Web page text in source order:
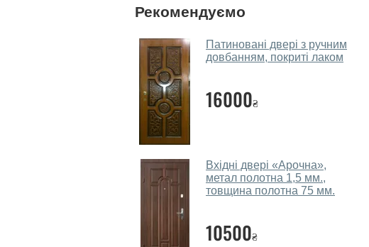
Рекомендуємо
Патиновані двері з ручним
довбанням, покриті лаком
16000₴
Вхідні двері «Арочна»,
метал полотна 1,5 мм.,
товщина полотна 75 мм.
10500₴